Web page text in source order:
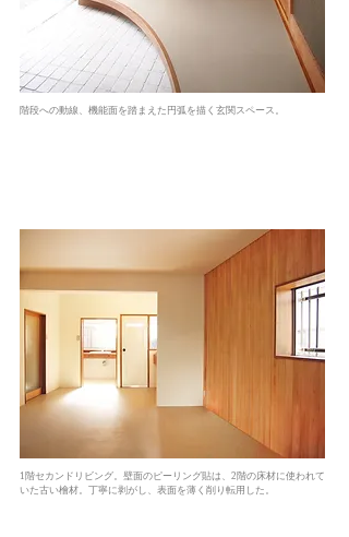
階段への動線、機能面を踏まえた円弧を描く玄関スペース。
1階セカンドリビング。壁面のピーリング貼は、2階の床材に使われて
いた古い檜材。丁寧に剥がし、表面を薄く削り転用した。